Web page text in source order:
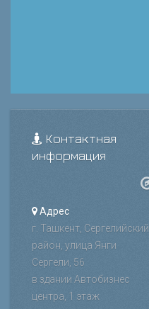
Контактная
информация
Адрес
г. Ташкент, Сергелийский
район, улица Янги
Сергели, 56
в здании Автобизнес
центра, 1 этаж